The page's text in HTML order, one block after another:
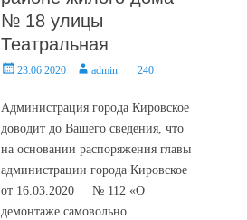
№ 18 улицы
Театральная
Posted23.06.2020 Authoradmin 240
Администрация города Кировское
доводит до Вашего сведения, что
на основании распоряжения главы
администрации города Кировское
от 16.03.2020 № 112 «О
демонтаже самовольно